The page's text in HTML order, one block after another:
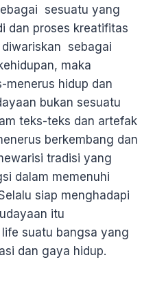
sesuatu yang
dan proses kreatifitas
sebagai
maka
menerus hidup dan
bukan sesuatu
teks-teks dan artefak
berkembang dan
tradisi yang
dalam memenuhi
siap menghadapi
itu
suatu bangsa yang
dan gaya hidup.